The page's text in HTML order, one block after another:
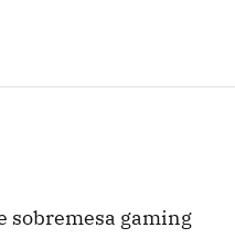
sobremesa gaming